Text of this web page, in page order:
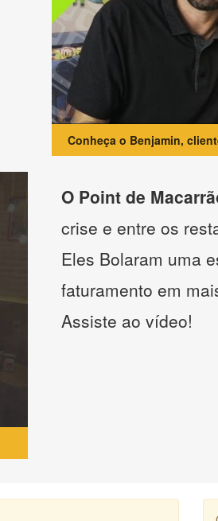
Conheça o Benjamin,
O Point de
crise e entre os
Eles Bolaram uma
faturamento em
Assiste ao vídeo!